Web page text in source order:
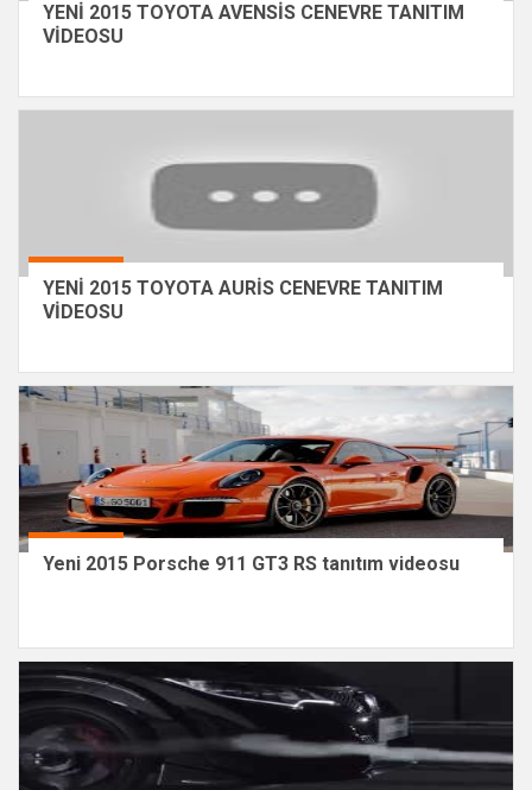
YENİ 2015 TOYOTA AVENSİS CENEVRE TANITIM
VİDEOSU
YENİ 2015 TOYOTA AURİS CENEVRE TANITIM
VİDEOSU
Yeni 2015 Porsche 911 GT3 RS tanıtım videosu